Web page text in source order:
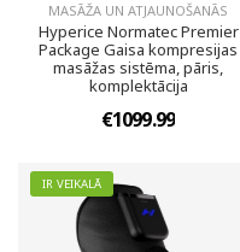
MASĀŽA UN ATJAUNOŠANĀS
Hyperice Normatec Premier
Package Gaisa kompresijas
masāžas sistēma, pāris,
komplektācija
€1099.99
IR VEIKALĀ